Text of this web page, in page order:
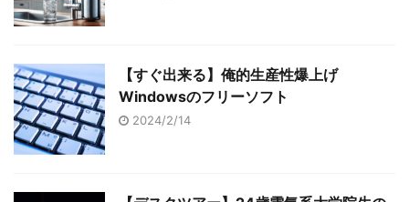
【すぐ出来る】俺的生産性爆上げ
Windowsのフリーソフト
2024/2/14